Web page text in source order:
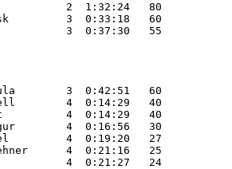
2  1:32:24   80
3  0:33:18   60
3  0:37:30   55
3  0:42:51   60
4  0:14:29   40
4  0:14:29   40
4  0:16:56   30
4  0:19:20   27
4  0:21:16   25
4  0:21:27   24